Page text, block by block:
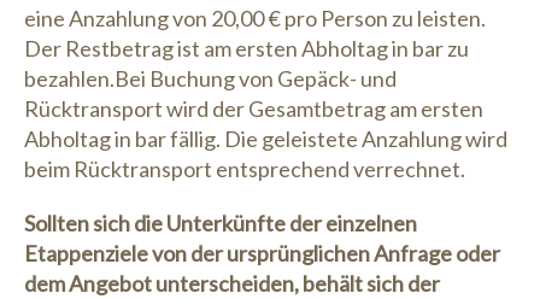
eine Anzahlung von 20,00 € pro Person zu leisten.
Der Restbetrag ist am ersten Abholtag in bar zu
bezahlen.Bei Buchung von Gepäck- und
Rücktransport wird der Gesamtbetrag am ersten
Abholtag in bar fällig. Die geleistete Anzahlung wird
beim Rücktransport entsprechend verrechnet.
Sollten sich die Unterkünfte der einzelnen
Etappenziele von der ursprünglichen Anfrage oder
dem Angebot unterscheiden, behält sich der